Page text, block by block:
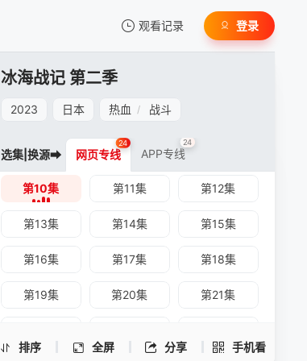
观看记录
我的观影记录
暂无观看影片的记录
登录
冰海战记 第二季
2023 日本 热血 / 战斗
排序 全屏 分享 手机看
冰海战记 第二季 -第10集
选集|换源➡ 网页专线
24
APP专线
24
第01集 第02集
第04集 第05集
第07集 第08集
第10集 第11集 第12集
第13集 第14集 第15集
第16集 第17集 第18集
第19集 第20集 第21集